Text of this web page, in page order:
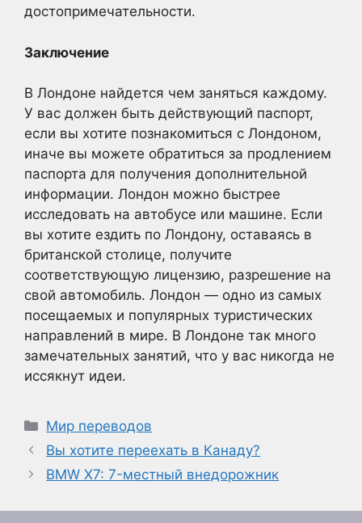
достопримечательности.
Заключение
В Лондоне найдется чем заняться каждому.
У вас должен быть действующий паспорт,
если вы хотите познакомиться с Лондоном,
иначе вы можете обратиться за продлением
паспорта для получения дополнительной
информации. Лондон можно быстрее
исследовать на автобусе или машине. Если
вы хотите ездить по Лондону, оставаясь в
британской столице, получите
соответствующую лицензию, разрешение на
свой автомобиль. Лондон — одно из самых
посещаемых и популярных туристических
направлений в мире. В Лондоне так много
замечательных занятий, что у вас никогда не
иссякнут идеи.
Рубрики
Мир переводов
Вы хотите переехать в Канаду?
BMW X7: 7-местный внедорожник